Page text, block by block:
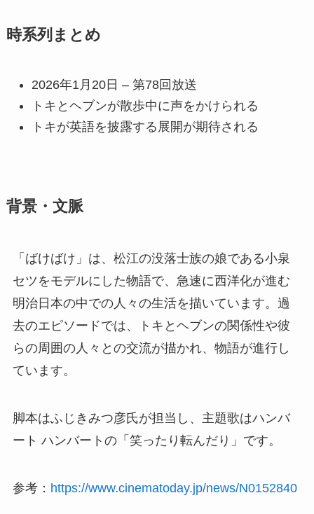
時系列まとめ
2026年1月20日 – 第78回放送
トキとヘブンが散歩中に声をかけられる
トキが英語を披露する展開が期待される
背景・文脈
「ばけばけ」は、松江の没落士族の娘である小泉
セツをモデルにした物語で、急速に西洋化が進む
明治日本の中での人々の生活を描いています。過
去のエピソードでは、トキとヘブンの関係性や彼
らの周囲の人々との交流が描かれ、物語が進行し
ています。
脚本はふじきみつ彦氏が担当し、主題歌はハンバ
ート ハンバートの「笑ったり転んだり」です。
参考： https://www.cinematoday.jp/news/N0152840